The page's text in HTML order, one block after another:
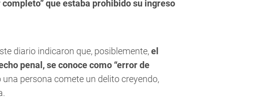
completo” que estaba prohibido su ingreso
diario indicaron que, posiblemente,el
penal, se conoce como “error de
una persona comete un delito creyendo,